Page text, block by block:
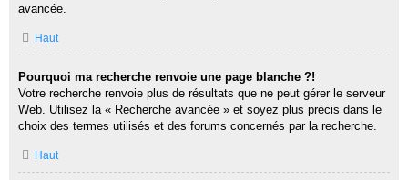
avancée.
Haut
Pourquoi ma recherche renvoie une page blanche ?!
Votre recherche renvoie plus de résultats que ne peut gérer le serveur
Web. Utilisez la « Recherche avancée » et soyez plus précis dans le
choix des termes utilisés et des forums concernés par la recherche.
Haut